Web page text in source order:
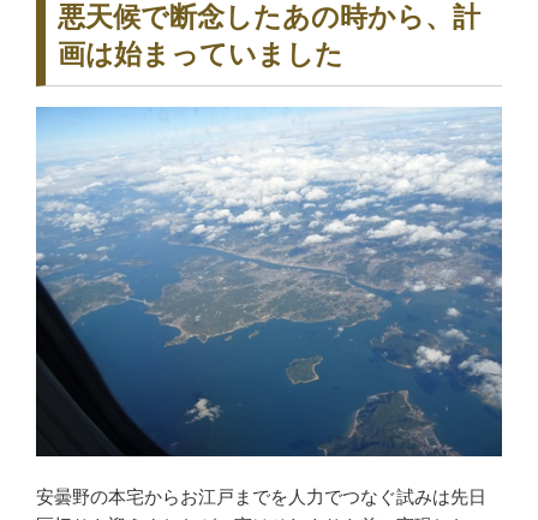
悪天候で断念したあの時から、計
画は始まっていました
安曇野の本宅からお江戸までを人力でつなぐ試みは先日